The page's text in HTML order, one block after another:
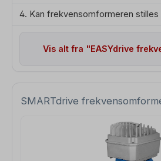
4. Kan frekvensomformeren stilles
Vis alt fra "EASYdrive
SMARTdrive